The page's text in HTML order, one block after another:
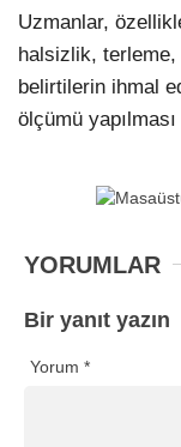
Uzmanlar,
halsizlik, terleme,
belirtilerin ihmal
ölçümü
YORUMLAR
Bir yanıt yazın
Yorum *